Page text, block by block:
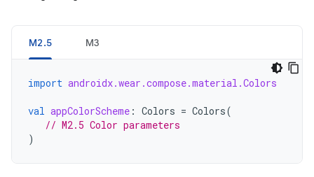
M2.5 M3
import androidx.wear.compose.material.Colors
val appColorScheme : Colors = Colors(
// M2.5 Color parameters
)